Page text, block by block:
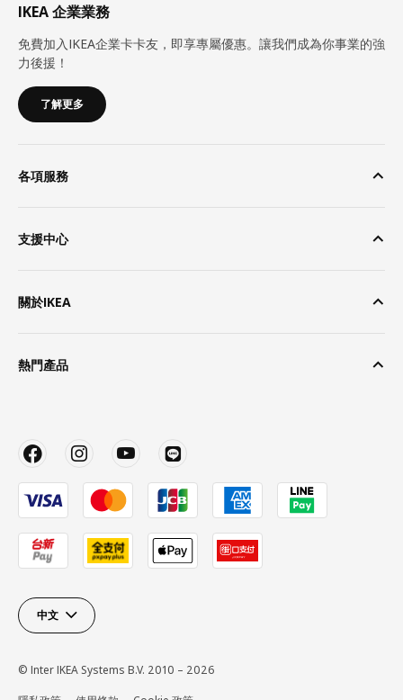
IKEA 企業業務
免費加入IKEA企業卡卡友，即享專屬優惠。讓我們成為你事業的強
力後援！
了解更多
各項服務
支援中心
關於IKEA
熱門產品
中文
© Inter IKEA Systems B.V. 2010 – 2026